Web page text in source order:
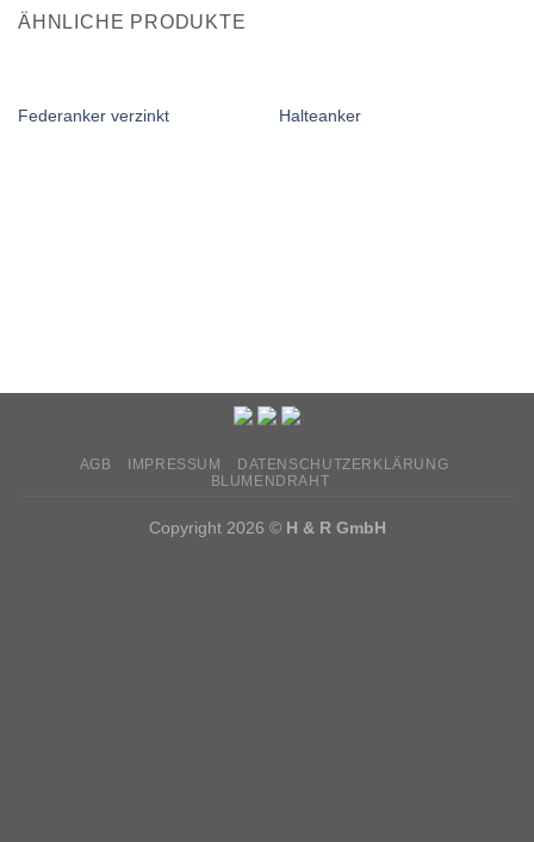
ÄHNLICHE PRODUKTE
Federanker verzinkt Halteanker
AGB IMPRESSUM
DATENSCHUTZERKLÄRUNG
BLUMENDRAHT
Copyright 2026 © H & R GmbH